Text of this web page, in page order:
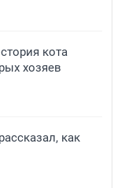
кота
хозяев
как